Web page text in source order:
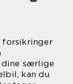
forsikringer
dine særlige
kan du